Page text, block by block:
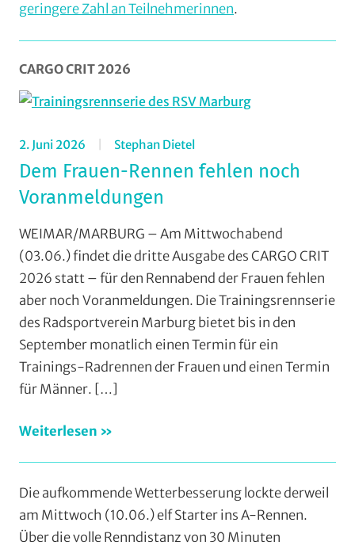
geringere Zahl an Teilnehmerinnen.
CARGO CRIT 2026
2. Juni 2026 Stephan Dietel
Dem Frauen-Rennen fehlen noch
Voranmeldungen
WEIMAR/MARBURG – Am Mittwochabend
(03.06.) findet die dritte Ausgabe des CARGO CRIT
2026 statt – für den Rennabend der Frauen fehlen
aber noch Voranmeldungen. Die Trainingsrennserie
des Radsportverein Marburg bietet bis in den
September monatlich einen Termin für ein
Trainings-Radrennen der Frauen und einen Termin
für Männer. […]
Weiterlesen
Die aufkommende Wetterbesserung lockte derweil
am Mittwoch (10.06.) elf Starter ins A-Rennen.
Über die volle Renndistanz von 30 Minuten